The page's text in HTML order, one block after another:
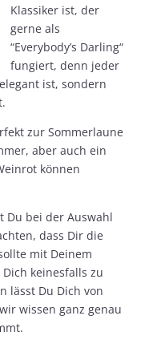
Klassiker ist, der
gerne als
“Everybody’s Darling“
fungiert, denn jeder
ist, sondern
zur Sommerlaune
aber auch ein
können
Du bei der Auswahl
dass Dir die
mit Deinem
keinesfalls zu
lässt Du Dich von
wissen ganz genau